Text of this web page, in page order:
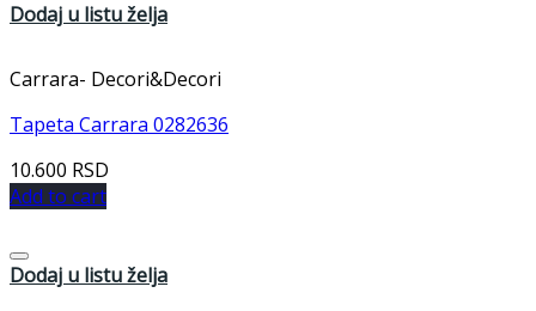
Dodaj u listu želja
Carrara- Decori&Decori
Tapeta Carrara 0282636
10.600 RSD
Add to cart
Dodaj u listu želja